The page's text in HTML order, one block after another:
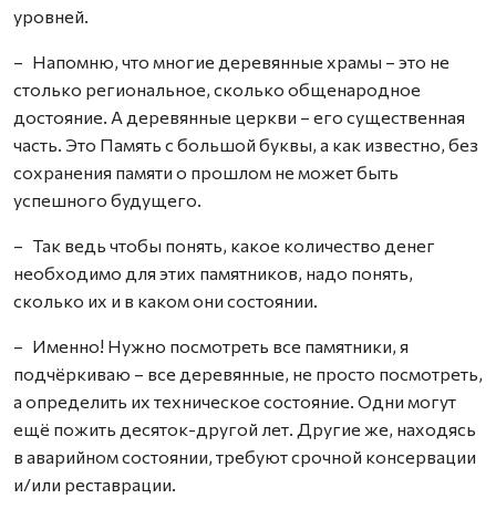
уровней.
– Напомню, что многие деревянные храмы – это не
столько региональное, сколько общенародное
достояние. А деревянные церкви – его существенная
часть. Это Память с большой буквы, а как известно, без
сохранения памяти о прошлом не может быть
успешного будущего.
– Так ведь чтобы понять, какое количество денег
необходимо для этих памятников, надо понять,
сколько их и в каком они состоянии.
– Именно! Нужно посмотреть все памятники, я
подчёркиваю – все деревянные, не просто посмотреть,
а определить их техническое состояние. Одни могут
ещё пожить десяток-другой лет. Другие же, находясь
в аварийном состоянии, требуют срочной консервации
и/или реставрации.